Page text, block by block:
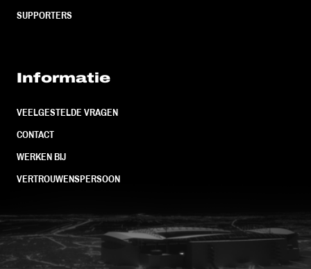
SUPPORTERS
Informatie
VEELGESTELDE VRAGEN
CONTACT
WERKEN BIJ
VERTROUWENSPERSOON
FC Utrecht<br>vanuit<br>het